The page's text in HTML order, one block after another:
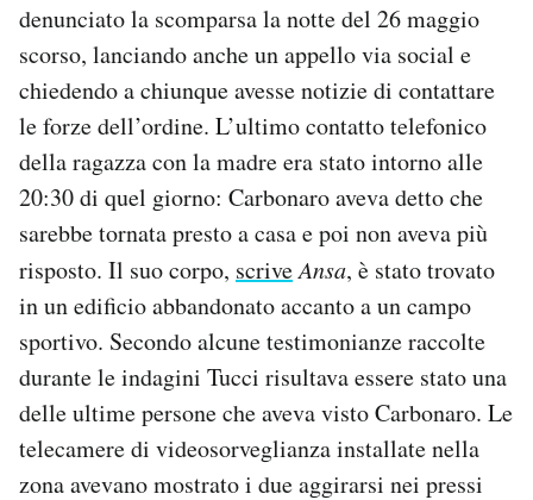
denunciato la scomparsa la notte del 26 maggio
scorso, lanciando anche un appello via social e
chiedendo a chiunque avesse notizie di contattare
le forze dell’ordine. L’ultimo contatto telefonico
della ragazza con la madre era stato intorno alle
20:30 di quel giorno: Carbonaro aveva detto che
sarebbe tornata presto a casa e poi non aveva più
risposto. Il suo corpo, scriveAnsa, è stato trovato
in un edificio abbandonato accanto a un campo
sportivo. Secondo alcune testimonianze raccolte
durante le indagini Tucci risultava essere stato una
delle ultime persone che aveva visto Carbonaro. Le
telecamere di videosorveglianza installate nella
zona avevano mostrato i due aggirarsi nei pressi